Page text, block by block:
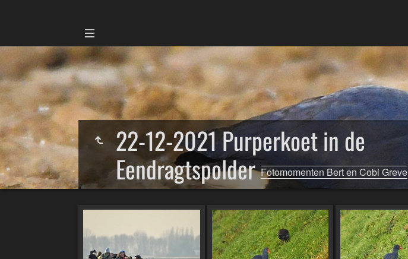
22-12-2021 Purperkoet in de
EendragtspolderFotomomenten Bert en Cobi Greve